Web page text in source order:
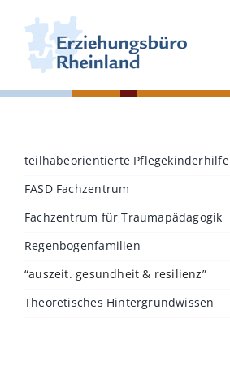
Inhalt
springen
teilhabeorientierte Pflegekinderhilfe
FASD Fachzentrum
Fachzentrum für Traumapädagogik
Regenbogenfamilien
“auszeit. gesundheit & resilienz”
Theoretisches Hintergrundwissen